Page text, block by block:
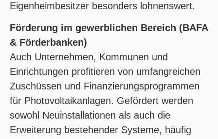
Eigenheimbesitzer besonders lohnenswert.
Förderung im gewerblichen Bereich (BAFA
& Förderbanken)
Auch Unternehmen, Kommunen und
Einrichtungen profitieren von umfangreichen
Zuschüssen und Finanzierungsprogrammen
für Photovoltaikanlagen. Gefördert werden
sowohl Neuinstallationen als auch die
Erweiterung bestehender Systeme, häufig